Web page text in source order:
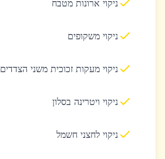
ניקוי ארונות מטבח
ניקוי משקופים
ניקוי מעקות זכוכית משני הצדדים
ניקוי ויטרינה בסלון
ניקוי לחצני חשמל